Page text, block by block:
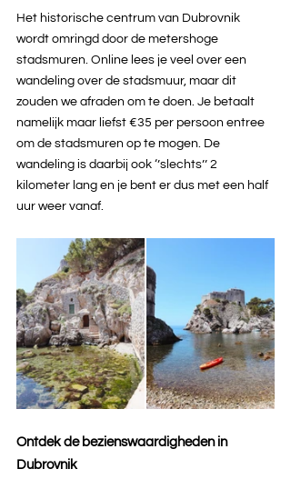
Het historische centrum van Dubrovnik
wordt omringd door de metershoge
stadsmuren. Online lees je veel over een
wandeling over de stadsmuur, maar dit
zouden we afraden om te doen. Je betaalt
namelijk maar liefst €35 per persoon entree
om de stadsmuren op te mogen. De
wandeling is daarbij ook ‘’slechts’’ 2
kilometer lang en je bent er dus met een half
uur weer vanaf.
Ontdek de bezienswaardigheden in
Dubrovnik